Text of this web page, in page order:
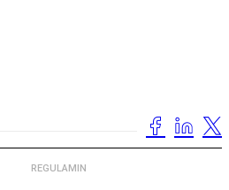
REGULAMIN